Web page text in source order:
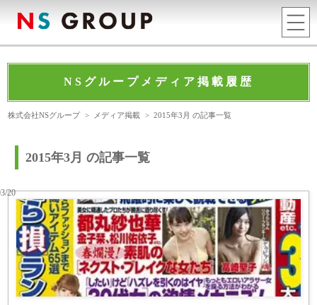
NSグループメディア掲載履歴
株式会社NSグループ > メディア掲載 >2015年3月 の記事一覧
2015年3月 の記事一覧
20